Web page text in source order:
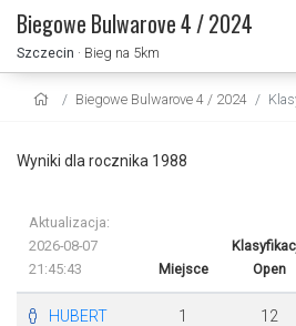
Biegowe Bulwarove 4 / 2024
Szczecin · Bieg na 5km
Biegowe Bulwarove 4 / 2024
Wyniki dla rocznika 1988
Aktualizacja:
2026-08-07
21:45:43
Miejsce
Open
HUBERT
1 12